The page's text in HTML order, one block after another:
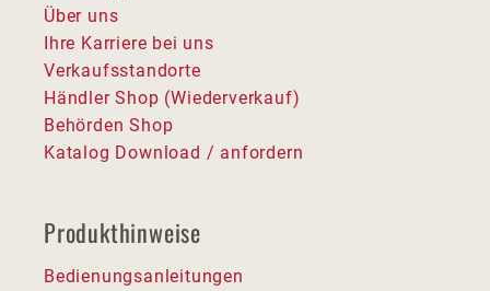
Über uns
Ihre Karriere bei uns
Verkaufsstandorte
Händler Shop (Wiederverkauf)
Behörden Shop
Katalog Download / anfordern
Produkthinweise
Bedienungsanleitungen